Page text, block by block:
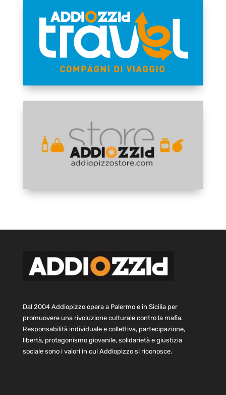
Dal 2004 Addiopizzo opera a Palermo e in Sicilia per
promuovere una rivoluzione culturale contro la mafia.
Responsabilità individuale e collettiva, partecipazione,
libertà, protagonismo giovanile, solidarietà e giustizia
sociale sono i valori in cui Addiopizzo si riconosce.